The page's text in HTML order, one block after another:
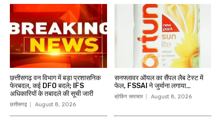
छत्तीसगढ़ वन विभाग में बड़ा प्रशासनिक
फेरबदल, कई DFO बदले; IFS
अधिकारियों के तबादले की सूची जारी
छत्तीसगढ़ August 8, 2026
सनफ्लावर ऑयल का सैंपल लैब टेस्ट में
फेल, FSSAI ने जुर्माना लगाया…
ब्रेकिंग समाचार August 8, 2026